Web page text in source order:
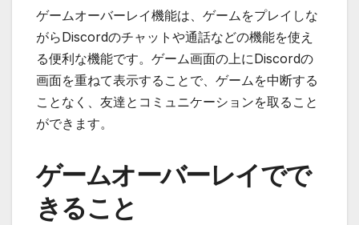
ゲームオーバーレイ機能は、ゲームをプレイしな
がらDiscordのチャットや通話などの機能を使え
る便利な機能です。ゲーム画面の上にDiscordの
画面を重ねて表示することで、ゲームを中断する
ことなく、友達とコミュニケーションを取ること
ができます。
ゲームオーバーレイでで
きること